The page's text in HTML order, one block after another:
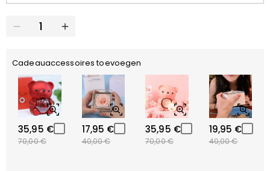
Cadeauaccessoires toevoegen
35,95 €
70,00 €
17,95 €
40,00 €
35,95 €
70,00 €
19,95 €
40,00 €